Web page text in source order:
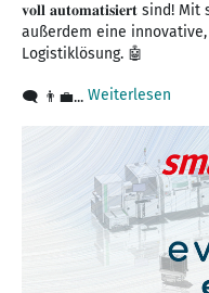
𝐯𝐨𝐥𝐥 𝐚𝐮𝐭𝐨𝐦𝐚𝐭𝐢𝐬𝐢𝐞𝐫𝐭 sind!
außerdem eine
Logistiklösung. 🤖
🗨 👨‍💼... Weiterlesen